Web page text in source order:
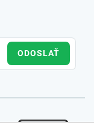
ODOSLAŤ